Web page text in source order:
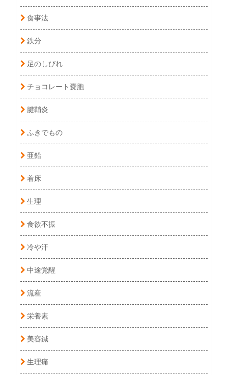
食事法
鉄分
足のしびれ
チョコレート嚢胞
腱鞘炎
ふきでもの
亜鉛
着床
生理
食欲不振
冷や汗
中途覚醒
流産
栄養素
美容鍼
生理痛